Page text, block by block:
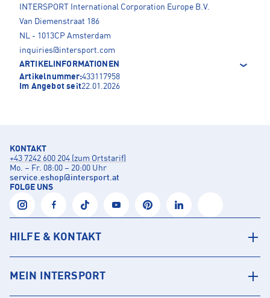
INTERSPORT International Corporation Europe B.V.
Van Diemenstraat 186
NL - 1013CP Amsterdam
inquiries@intersport.com
ARTIKELINFORMATIONEN
Artikelnummer:433117958
Im Angebot seit22.01.2026
KONTAKT
+43 7242 600 204 (zum Ortstarif)
Mo. – Fr. 08:00 – 20:00 Uhr
service.eshop@intersport.at
FOLGE UNS
HILFE & KONTAKT
MEIN INTERSPORT